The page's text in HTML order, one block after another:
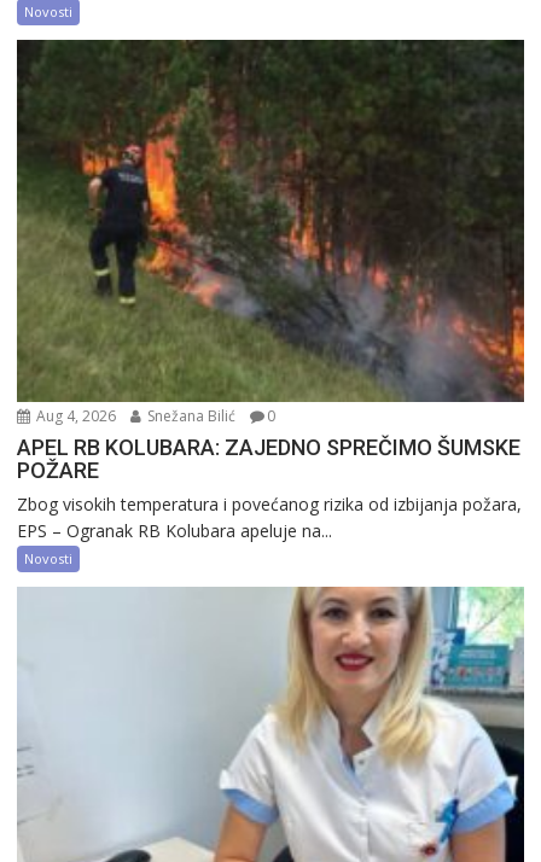
Novosti
Aug 4, 2026 Snežana Bilić 0
APEL RB KOLUBARA: ZAJEDNO SPREČIMO ŠUMSKE
POŽARE
Zbog visokih temperatura i povećanog rizika od izbijanja požara,
EPS – Ogranak RB Kolubara apeluje na...
Novosti